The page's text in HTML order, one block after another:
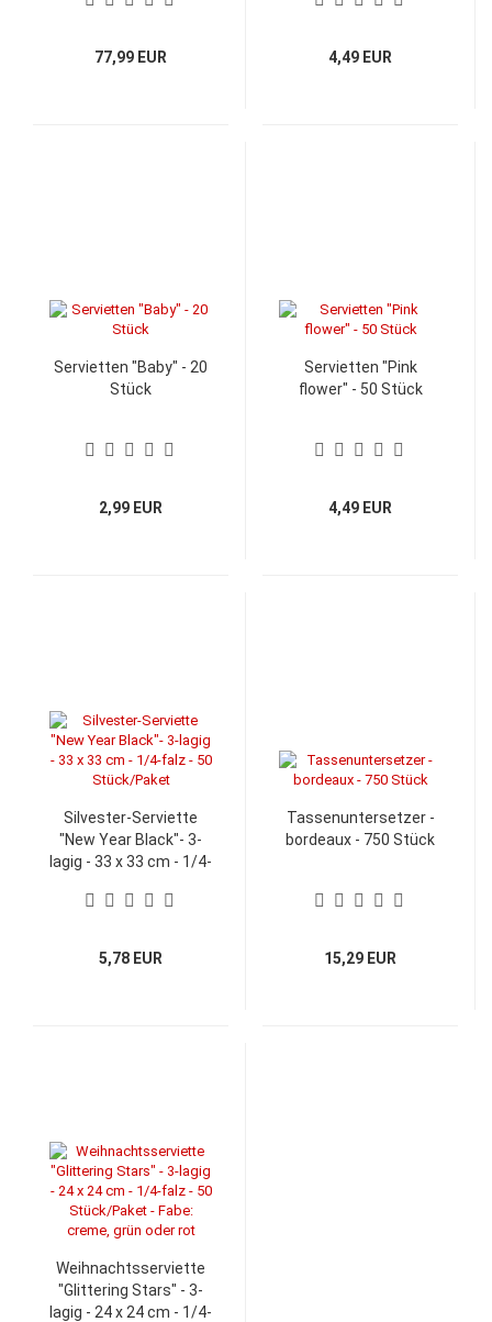
77,99 EUR 4,49 EUR
Servietten "Baby" - 20
Stück
2,99 EUR
Servietten "Pink
flower" - 50 Stück
4,49 EUR
Silvester-Serviette
"New Year Black"- 3-
lagig - 33 x 33 cm - 1/4-
5,78 EUR
Tassenuntersetzer -
bordeaux - 750 Stück
15,29 EUR
Weihnachtsserviette
"Glittering Stars" - 3-
lagig - 24 x 24 cm - 1/4-